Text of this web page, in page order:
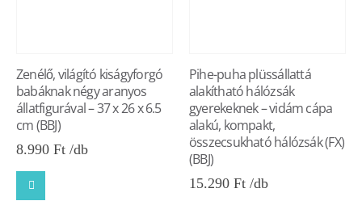
Zenélő, világító kiságyforgó
babáknak négy aranyos
állatfigurával – 37 x 26 x 6.5
cm (BBJ)
8.990 Ft
Pihe-puha plüssállattá
alakítható hálózsák
gyerekeknek – vidám cápa
alakú, kompakt,
összecsukható hálózsák (FX)
(BBJ)
15.290 Ft